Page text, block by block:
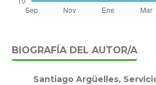
BIOGRAFÍA DEL AUTOR/A
Santiago Argüelles,